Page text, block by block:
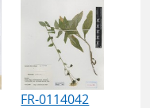
FR-0114042